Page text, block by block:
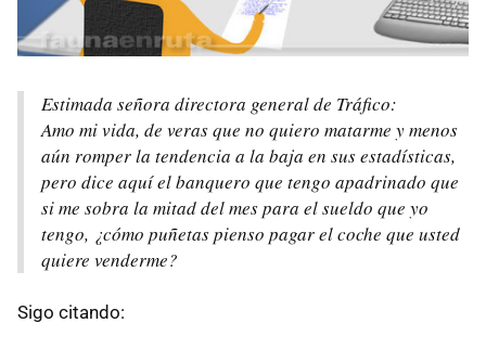
Estimada señora directora general de Tráfico:
Amo mi vida, de veras que no quiero matarme y menos
aún romper la tendencia a la baja en sus estadísticas,
pero dice aquí el banquero que tengo apadrinado que
si me sobra la mitad del mes para el sueldo que yo
tengo, ¿cómo puñetas pienso pagar el coche que usted
quiere venderme?
Sigo citando: